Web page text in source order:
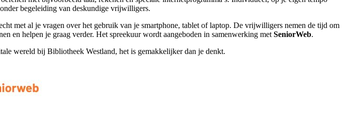
begeleiding van deskundige vrijwilligers.
met al je vragen over het gebruik van je smartphone, tablet of laptop. De vrijwilligers nemen de tijd om
en helpen je graag verder. Het spreekuur wordt aangeboden in samenwerking metSeniorWeb.
wereld bij Bibliotheek Westland, het is gemakkelijker dan je denkt.